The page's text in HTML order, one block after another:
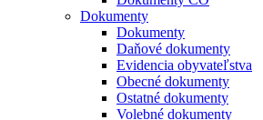
Dokumenty
Dokumenty
Daňové dokumenty
Evidencia obyvateľstva
Obecné dokumenty
Ostatné dokumenty
Volebné dokumenty